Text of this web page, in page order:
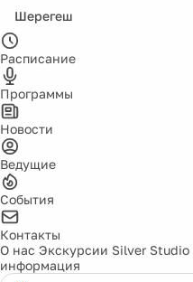
Шерегеш
Расписание
Программы
Новости
Ведущие
События
Контакты
О нас Экскурсии Silver Studio
информация